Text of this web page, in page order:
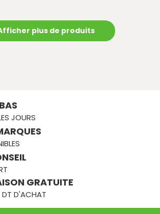
plus de produits
JOURS
GRATUITE
DT D'ACHAT